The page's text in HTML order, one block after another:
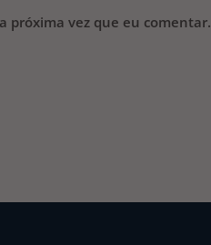
próxima vez que eu comentar.